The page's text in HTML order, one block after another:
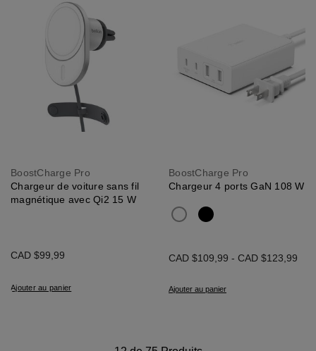
BoostCharge Pro
Chargeur de voiture sans fil
magnétique avec Qi2 15 W
CAD $99,99
Ajouter au panier
BoostCharge Pro
Chargeur 4 ports GaN 108 W
CAD $109,99 - CAD $123,99
Ajouter au panier